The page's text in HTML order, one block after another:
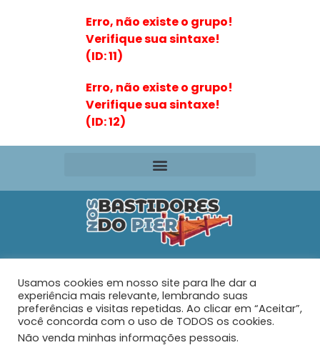
Erro, não existe o grupo!
Verifique sua sintaxe!
(ID: 11)
Erro, não existe o grupo!
Verifique sua sintaxe!
(ID: 12)
Rua Maria de Souza Santos Nº 159 – AP 401 –
Tabuleiro – Barra Velha – SC
Usamos cookies em nosso site para lhe dar a
experiência mais relevante, lembrando suas
preferências e visitas repetidas. Ao clicar em “Aceitar”,
você concorda com o uso de TODOS os cookies.
Não venda minhas informações pessoais.